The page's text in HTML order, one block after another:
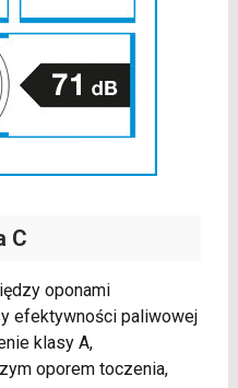
C
oponami
efektywności paliwowej
klasy A,
oporem toczenia,